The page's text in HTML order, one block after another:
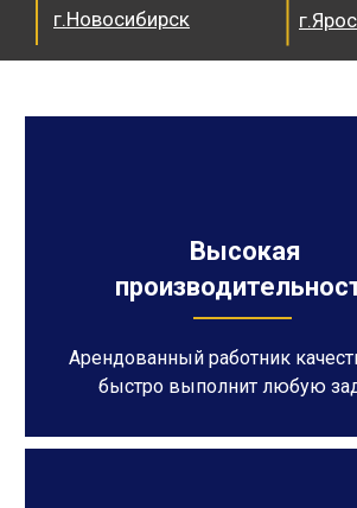
г.Новосибирск
Высокая
Арендованный работник
быстро выполнит любую